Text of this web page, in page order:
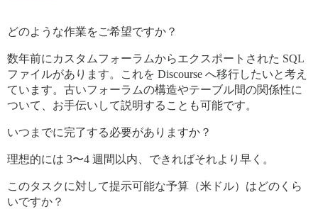
どのような作業をご希望ですか？
数年前にカスタムフォーラムからエクスポートされた SQL
ファイルがあります。これを Discourse へ移行したいと考え
ています。古いフォーラムの構造やテーブル間の関係性に
ついて、お手伝いして説明することも可能です。
いつまでに完了する必要がありますか？
理想的には 3〜4 週間以内、できればそれより早く。
このタスクに対して提示可能な予算（米ドル）はどのくら
いですか？